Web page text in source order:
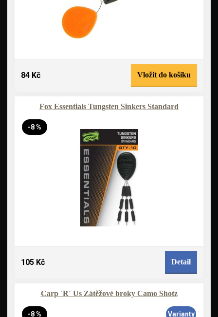
84 Kč Vložit do košíku
Fox Essentials Tungsten Sinkers Standard
-8 %
105 Kč Detail
Carp ´R´ Us Zátěžové broky Camo Shotz
-8 % Varianty